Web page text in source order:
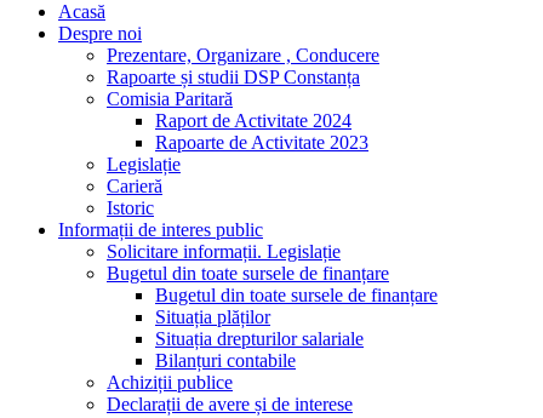
Acasă
Despre noi
Prezentare, Organizare , Conducere
Rapoarte și studii DSP Constanța
Comisia Paritară
Raport de Activitate 2024
Rapoarte de Activitate 2023
Legislație
Carieră
Istoric
Informații de interes public
Solicitare informații. Legislație
Bugetul din toate sursele de finanțare
Bugetul din toate sursele de finanțare
Situația plăților
Situația drepturilor salariale
Bilanțuri contabile
Achiziții publice
Declarații de avere și de interese